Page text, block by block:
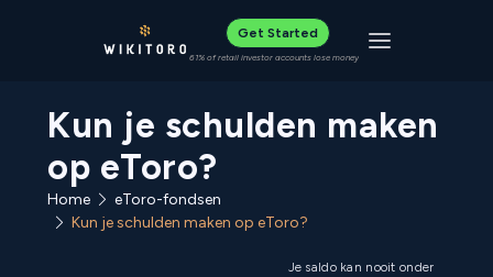
Get Started
61% of retail investor accounts lose money Toggle
Kun je schulden maken
op eToro?
Home
eToro-fondsen
Kun je schulden maken op eToro?
Je saldo kan nooit onder